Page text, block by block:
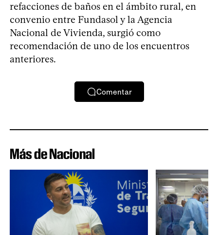
refacciones de baños en el ámbito rural, en
convenio entre Fundasol y la Agencia
Nacional de Vivienda, surgió como
recomendación de uno de los encuentros
anteriores.
Comentar
Más de Nacional